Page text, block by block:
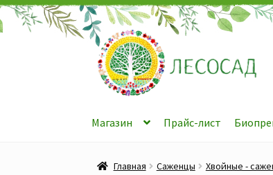
Перейти
к
навигации
Перейти
к
содержимому
Магазин Прайс-лист
Главная Саженцы Хвойные -